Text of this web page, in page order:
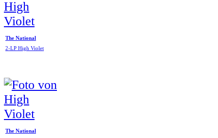
The National
2-LP High Violet
The National